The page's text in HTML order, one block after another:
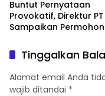
Buntut Pernyataan
Provokatif, Direktur PT
Sampaikan
Tinggalkan
Alamat email Anda
wajib ditandai *